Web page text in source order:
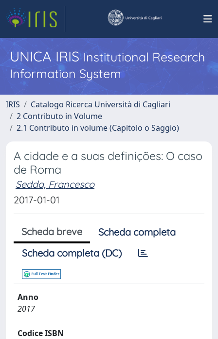
UNICA IRISInstitutional Research
Information System
IRIS
Catalogo Ricerca Università di Cagliari
2 Contributo in Volume
2.1 Contributo in volume (Capitolo o Saggio)
A cidade e a suas definições: O caso
de Roma
Sedda, Francesco
2017-01-01
Scheda breve
Scheda completa
Scheda completa (DC)
Anno
2017
Codice ISBN